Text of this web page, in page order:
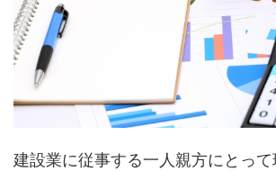
建設業に従事する一人親方にとっ